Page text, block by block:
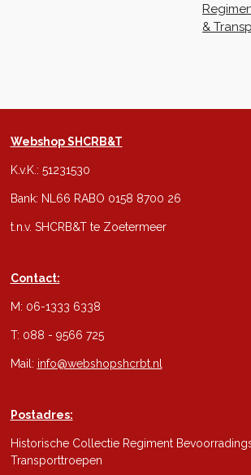
&
Webshop SHCRB&T
K.v.K.: 51231530
Bank: NL66 RABO 0158 8700 26
t.n.v. SHCRB&T te Zoetermeer
Contact:
M: 06-1333 6338
T: 088 - 9566 725
Mail: info@webshopshcrbt.nl
Postadres:
Historische Collectie Regiment
Transporttroepen